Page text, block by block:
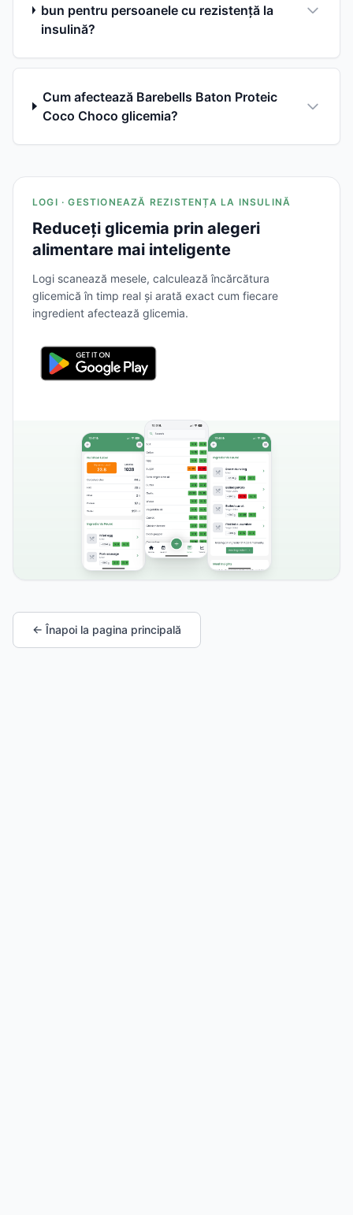
bun pentru persoanele cu rezistență la
insulină?
Cum afectează Barebells Baton Proteic
Coco Choco glicemia?
LOGI · GESTIONEAZĂ REZISTENȚA LA INSULINĂ
Reduceți glicemia prin alegeri
alimentare mai inteligente
Logi scanează mesele, calculează încărcătura
glicemică în timp real și arată exact cum fiecare
ingredient afectează glicemia.
← Înapoi la pagina principală